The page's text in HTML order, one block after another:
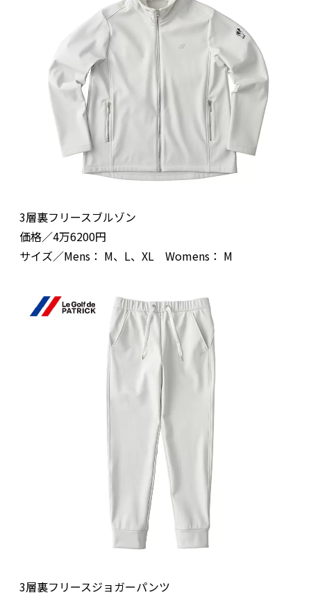
3層裏フリースブルゾン
価格／4万6200円
サイズ／Mens： M、L、XL Womens： M
3層裏フリースジョガーパンツ